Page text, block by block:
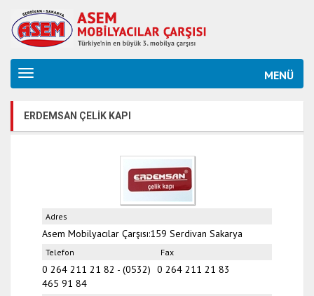
MENÜ
ERDEMSAN ÇELİK KAPI
Adres
Asem Mobilyacılar Çarşısı:159 Serdivan Sakarya
Telefon
0 264 211 21 82 - (0532)
465 91 84
Fax
0 264 211 21 83